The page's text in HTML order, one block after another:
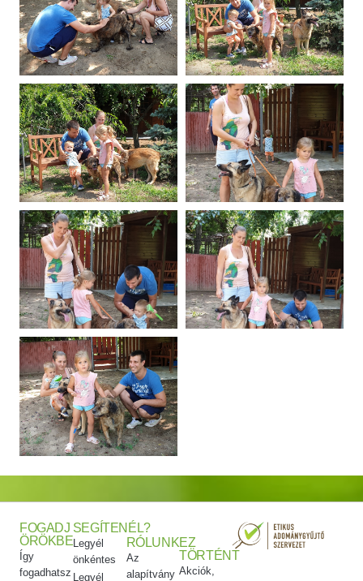
FOGADJ
ÖRÖKBE
Így
fogadhatsz
SEGÍTENÉL?
Legyél
önkéntes
Legyél
RÓLUNK
Az
alapítvány
EZ
TÖRTÉNT
Akciók,